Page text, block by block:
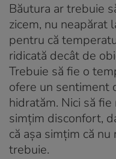
Băutura ar trebuie
zicem, nu neapărat
pentru că
ridicată decât de
Trebuie să fie o
ofere un sentiment
hidratăm. Nici să
simțim disconfort,
că așa simțim că
trebuie.